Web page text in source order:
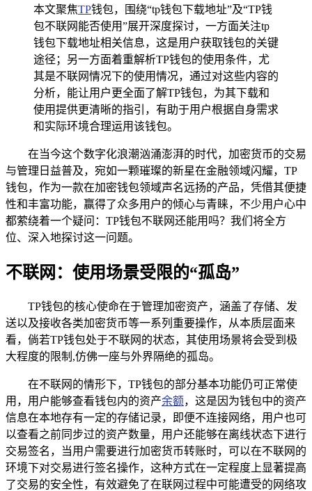
本文聚焦TP钱包，围绕“tp钱包下载地址”及“TP钱
包不联网能否使用”展开深度探讨，一方面关注tp
钱包下载地址相关信息，这是用户获取钱包的关键
途径；另一方面着重解析TP钱包的使用条件，尤
其是不联网情况下的使用情况，通过对这些内容的
分析，能让用户更全面了解TP钱包，为其下载和
使用提供更清晰的指引，有助于用户根据自身需求
和实际环境合理运用该钱包。
在当今这个数字化浪潮汹涌澎湃的时代，加密货币的交易
与管理日益普及，宛如一颗璀璨的新星在金融领域闪耀，TP
钱包，作为一款在加密钱包领域声名远扬的产品，凭借其便捷
性和丰富功能，赢得了众多用户的倾心与青睐，不少用户心中
都萦绕着一个疑问：TP钱包不联网还能用吗？我们将全方
位、深入地探讨这一问题。
不联网：使用场景受限的“孤岛”
TP钱包的核心使命在于管理加密资产，涵盖了存储、发
送以及接收各类加密货币等一系列重要操作，从本质层面来
看，倘若TP钱包处于不联网的状态，其使用场景将会受到极
大程度的限制,仿佛一座与外界隔绝的孤岛。
在不联网的情形下，TP钱包的部分基本功能仍可正常使
用，用户能够查看钱包内的资产余额，这是因为钱包中的资产
信息在本地存有一定的存储记录，即便不连接网络，用户也可
以查看之前同步过的资产数量，用户还能够在离线状态下进行
交易签名，当用户需要进行加密货币转账时，可以在不联网的
环境下对交易进行签名操作，这种方式在一定程度上显著提高
了交易的安全性，有效避免了在联网过程中可能遭受的网络攻